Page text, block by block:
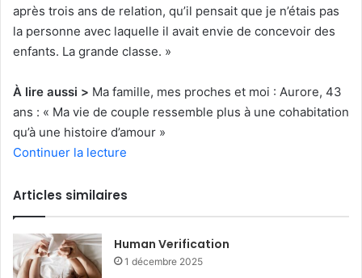
après trois ans de relation, qu’il pensait que je n’étais pas
la personne avec laquelle il avait envie de concevoir des
enfants. La grande classe. »
À lire aussi > Ma famille, mes proches et moi : Aurore, 43
ans : « Ma vie de couple ressemble plus à une cohabitation
qu’à une histoire d’amour »
Continuer la lecture
Articles similaires
Human Verification
1 décembre 2025